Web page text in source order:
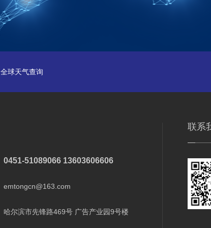
全球天气查询
0451-51089066 13603606606
emtongcn@163.com
哈尔滨市先锋路469号 广告产业园9号楼
联系